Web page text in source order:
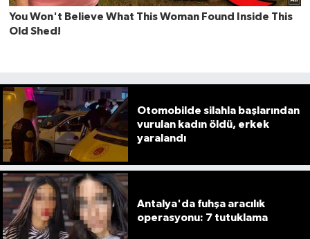
Otomobilde silahla başlarından
vurulan kadın öldü, erkek
yaralandı
Antalya'da fuhşa aracılık
operasyonu: 7 tutuklama